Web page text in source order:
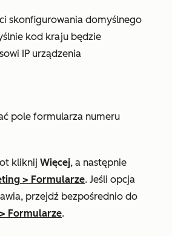
skonfigurowania domyślnego
kod kraju będzie
IP urządzenia
pole formularza numeru
kliknij Więcej, a następnie
> Formularze. Jeśli opcja
przejdź bezpośrednio do
> Formularze.